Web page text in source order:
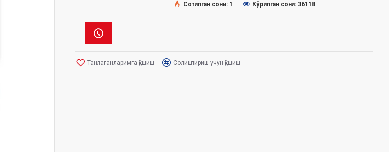
Сотилган сони: 1
Кўрилган сони: 36118
Танлаганларимга қўшиш Солиштириш учун қўшиш